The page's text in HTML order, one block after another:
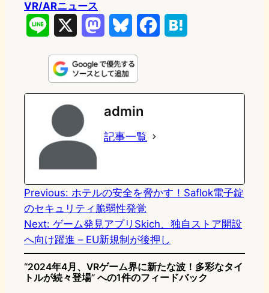
VR/ARニュース
n
e
s
t
o
d
n
u
e
s
k
e
k
e
admin
記事一覧
Previous: ホテルの安全を脅かす！Saflok電子錠
のセキュリティ脆弱性発覚
Next: ゲーム発見アプリSkich、独自ストア開設
へ向け躍進 – EU新規制が後押し
“2024年4月、VRゲーム界に新たな波！多彩なタイ
トルが続々登場” への1件のフィードバック